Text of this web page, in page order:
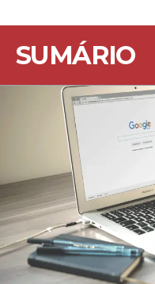
SUMÁRIO